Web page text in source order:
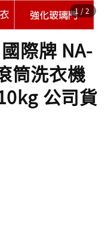
1 /2
際牌 NA-
筒洗衣機
公司貨